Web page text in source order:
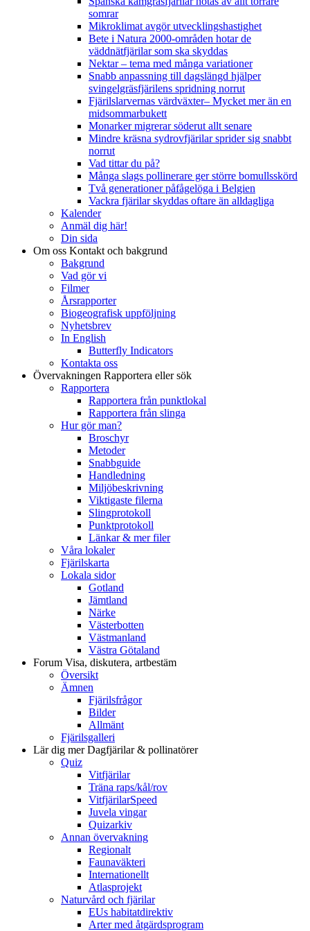
somrar
Mikroklimat avgör utvecklingshastighet
Bete i Natura 2000-områden hotar de
väddnätfjärilar som ska skyddas
Nektar – tema med många variationer
Snabb anpassning till dagslängd hjälper
svingelgräsfjärilens spridning norrut
Fjärilslarvernas värdväxter– Mycket mer än en
midsommarbukett
Monarker migrerar söderut allt senare
Mindre kräsna sydrovfjärilar sprider sig snabbt
norrut
Vad tittar du på?
Många slags pollinerare ger större bomullsskörd
Två generationer påfågelöga i Belgien
Vackra fjärilar skyddas oftare än alldagliga
Kalender
Anmäl dig här!
Din sida
Om oss Kontakt och bakgrund
Bakgrund
Vad gör vi
Filmer
Årsrapporter
Biogeografisk uppföljning
Nyhetsbrev
In English
Butterfly Indicators
Kontakta oss
Övervakningen Rapportera eller sök
Rapportera
Rapportera från punktlokal
Rapportera från slinga
Hur gör man?
Broschyr
Metoder
Snabbguide
Handledning
Miljöbeskrivning
Viktigaste filerna
Slingprotokoll
Punktprotokoll
Länkar & mer filer
Våra lokaler
Fjärilskarta
Lokala sidor
Gotland
Jämtland
Närke
Västerbotten
Västmanland
Västra Götaland
Forum Visa, diskutera, artbestäm
Översikt
Ämnen
Fjärilsfrågor
Bilder
Allmänt
Fjärilsgalleri
Lär dig merDagfjärilar & pollinatörer
Quiz
Vitfjärilar
Träna raps/kål/rov
VitfjärilarSpeed
Juvela vingar
Quizarkiv
Annan övervakning
Regionalt
Faunaväkteri
Internationellt
Atlasprojekt
Naturvård och fjärilar
EUs habitatdirektiv
Arter med åtgärdsprogram